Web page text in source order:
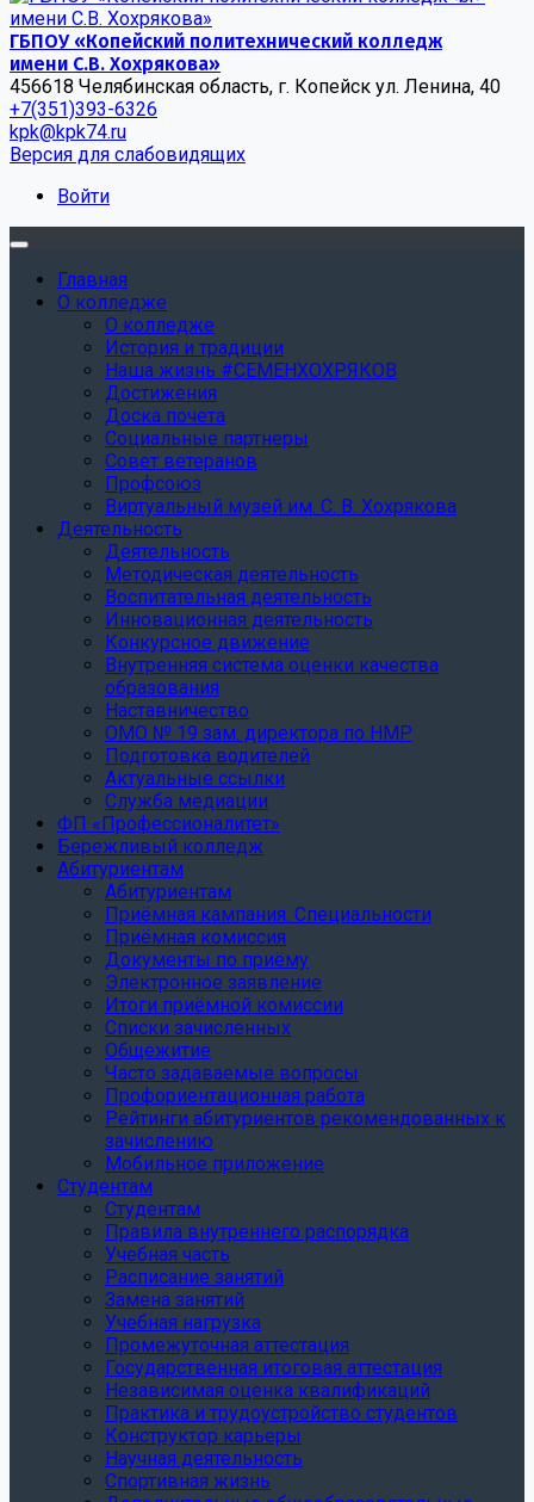
ГБПОУ «Копейский политехнический колледж
имени С.В. Хохрякова»
456618 Челябинская область, г. Копейск ул. Ленина, 40
+7(351)393-6326
kpk@kpk74.ru
Версия для слабовидящих
Войти
Главная
О колледже
О колледже
История и традиции
Наша жизнь #СЕМЕНХОХРЯКОВ
Достижения
Доска почета
Социальные партнеры
Совет ветеранов
Профсоюз
Виртуальный музей им. С. В. Хохрякова
Деятельность
Деятельность
Методическая деятельность
Воспитательная деятельность
Инновационная деятельность
Конкурсное движение
Внутренняя система оценки качества
образования
Наставничество
ОМО № 19 зам. директора по НМР
Подготовка водителей
Актуальные ссылки
Служба медиации
ФП «Профессионалитет»
Бережливый колледж
Абитуриентам
Абитуриентам
Приёмная кампания. Специальности
Приёмная комиссия
Документы по приёму
Электронное заявление
Итоги приёмной комиссии
Списки зачисленных
Общежитие
Часто задаваемые вопросы
Профориентационная работа
Рейтинги абитуриентов рекомендованных к
зачислению
Мобильное приложение
Студентам
Студентам
Правила внутреннего распорядка
Учебная часть
Расписание занятий
Замена занятий
Учебная нагрузка
Промежуточная аттестация
Государственная итоговая аттестация
Независимая оценка квалификаций
Практика и трудоустройство студентов
Конструктор карьеры
Научная деятельность
Спортивная жизнь